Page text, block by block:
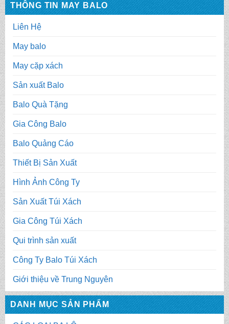
THÔNG TIN MAY BALO
Liên Hệ
May balo
May cặp xách
Sản xuất Balo
Balo Quà Tặng
Gia Công Balo
Balo Quảng Cáo
Thiết Bị Sản Xuất
Hình Ảnh Công Ty
Sản Xuất Túi Xách
Gia Công Túi Xách
Qui trình sản xuất
Công Ty Balo Túi Xách
Giới thiệu về Trung Nguyên
DANH MỤC SẢN PHẨM